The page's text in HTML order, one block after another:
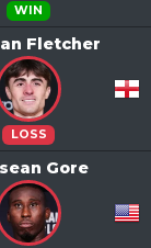
WIN
Fletcher
LOSS
Gore